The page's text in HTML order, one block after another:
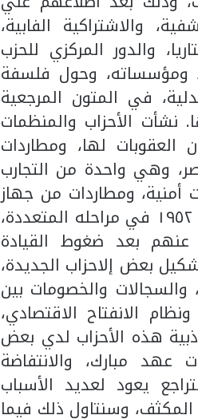
والاشتراكية الفابية،
والدور المركزي للحزب
ومؤسساته، وحول فلسفة
في المتون المرجعية
نشأت الأحزاب والمنظمات
لها، ومطاردات
وهي واحدة من التجارب
أمنية، ومطاردات من جهاز
الدولة الأمني اثناء الاحتلال البريطاني، وأيضا بعد نظام يوليو ١٩٥٢ في مراحله المتعددة،
وخاصة ١٩٥٩عام، والإفراج عنهم بعد ضغوط القيادة
بعض إلاحزاب الجديدة،
والسجالات والخصومات بين
الانفتاح الاقتصادي،
هذه الأحزاب لدي بعض
عهد مبارك، والانتفاضة
ومابعدها. هذا التراجع يعود لعديد الأسباب
المكثف، وسنتاول ذلك فيما